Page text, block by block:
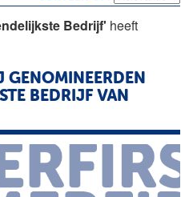
Bedrijf' heeft
GENOMINEERDEN
BEDRIJF VAN